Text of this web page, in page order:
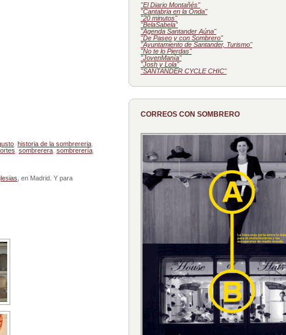
historia de la sombrereria
sombrerera sombrerería
, en Madrid. Y para
"El Diario Montañés"
"Cantabria en la Onda"
"20 minutos"
"BelaSabela"
"Agenda Santander Aúna"
"De Paseo y con Sombrero"
"Ayuntamiento de Santander, Turismo"
"No te lo Pierdas"
"JovenManía"
"Josh y Lola"
"SANTANDER CYCLE CHIC"
CORREOS CON SOMBRERO